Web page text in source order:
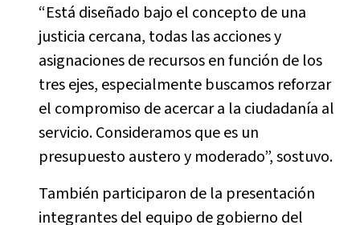
“Está diseñado bajo el concepto de una
justicia cercana, todas las acciones y
asignaciones de recursos en función de los
tres ejes, especialmente buscamos reforzar
el compromiso de acercar a la ciudadanía al
servicio. Consideramos que es un
presupuesto austero y moderado”, sostuvo.
También participaron de la presentación
integrantes del equipo de gobierno del